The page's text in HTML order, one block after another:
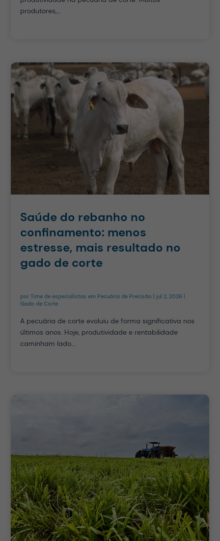
produtores,...
Saúde do rebanho no
confinamento: menos
estresse, mais resultado no
gado de corte
porTime de especialistas em Pecuária de Precisão jul 2, 2026
Gado de Corte
A pecuária de corte evoluiu de forma significativa nos
últimos anos. Hoje, produtividade e rentabilidade
caminham lado...